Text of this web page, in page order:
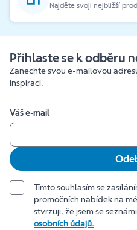
Najděte svoji nejbližší
Přihlaste se k odběru
Zanechte svou e-mailovou
inspiraci.
Váš e-mail
Tímto souhlasím se
promočních nabídek na
stvrzuji, že jsem se
osobních údajů.